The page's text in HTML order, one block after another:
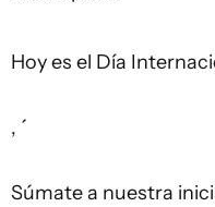
Hoy es el Día
, ́
Súmate a nuestra